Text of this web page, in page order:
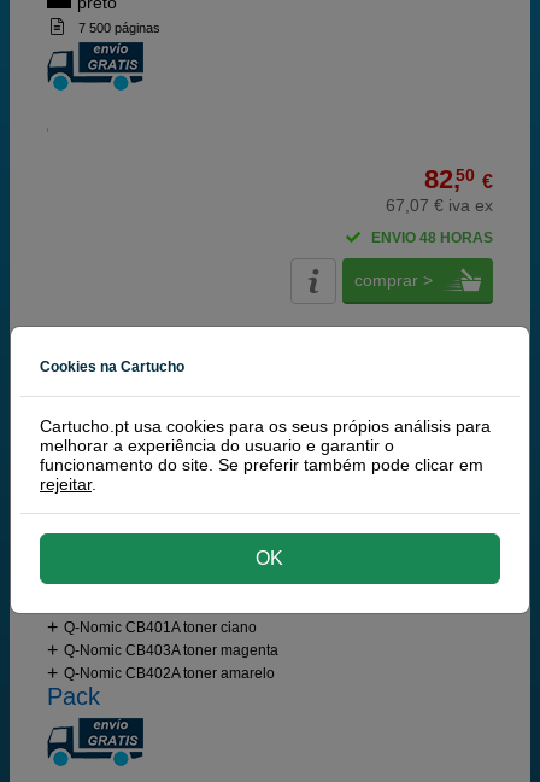
7 500 páginas
82,50 €
67,07 € iva ex
ENVIO 48 HORAS
comprar >
rendimento | Garantía 100%
Q-Nomic Pack toners C400 + 01 + 02 + 03 (preto
+ ciano + magenta + amarelo)
Tinteiros ou toners que contem o pack:
Q-Nomic CB401A toner ciano
Q-Nomic CB403A toner magenta
Q-Nomic CB402A toner amarelo
Pack
Cookies na Cartucho
Cartucho.pt usa cookies para os seus própios análisis para
melhorar a experiência do usuario e garantir o
funcionamento do site. Se preferir também pode clicar em
rejeitar.
OK